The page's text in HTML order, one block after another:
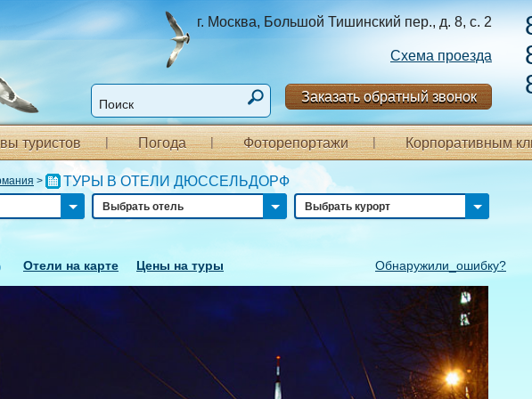
г. Москва, Большой Тишинский пер., д. 8, с. 2
Схема проезда
Заказать обратный звонок
туристов Погода Фоторепортажи Корпоративным
> ТУРЫ В ОТЕЛИ ДЮССЕЛЬДОРФ
Выбрать отель Выбрать курорт
Отели на карте Цены на туры Обнаружили_ошибку?